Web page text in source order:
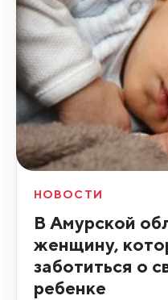
НОВОСТИ
В Амурской
женщину,
заботиться о
ребенке